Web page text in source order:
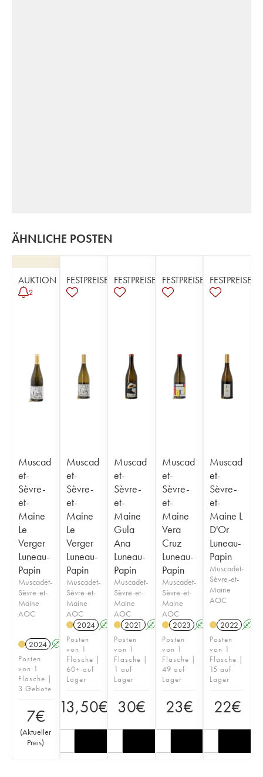
ÄHNLICHE POSTEN
AUKTION
2
Muscad
et-
Sèvre-
et-
Maine
Le
Verger
Luneau-
Papin
Muscadet-
Sèvre-et-
Maine
AOC
2024 A
Posten
von 1
Flasche |
3 Gebote
7€
(Aktueller
Preis)
FESTPREISE
Muscad
et-
Sèvre-
et-
Maine
Le
Verger
Luneau-
Papin
Muscadet-
Sèvre-et-
Maine
AOC
2024 A
Posten
von 1
Flasche |
60+ auf
Lager
13,50€
FESTPREISE
Muscad
et-
Sèvre-
et-
Maine
Gula
Ana
Luneau-
Papin
Muscadet-
Sèvre-et-
Maine
AOC
2021
A
Posten
von 1
Flasche |
1 auf
Lager
30€
FESTPREISE
Muscad
et-
Sèvre-
et-
Maine
Vera
Cruz
Luneau-
Papin
Muscadet-
Sèvre-et-
Maine
AOC
2023 A
Posten
von 1
Flasche |
49 auf
Lager
23€
FESTPREISE
Muscad
et-
Sèvre-
et-
Maine L
D'Or
Luneau-
Papin
Muscadet-
Sèvre-et-
Maine
AOC
2022 A
Posten
von 1
Flasche |
15 auf
Lager
22€